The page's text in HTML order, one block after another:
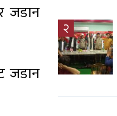
जडान
जडान
२